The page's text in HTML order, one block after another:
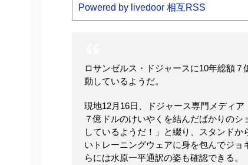
Powered by livedoor 相互RSS
ロサンゼルス・ドジャースに10年総額
動しているようだ。
現地12月16日、ドジャース専門メディ
７億ドルのけいやくを結んだばかりの
しているようだ！」と綴り、スタンド
いトレーニングウェアに身を包んでジ
らには水原一平通訳の姿も確認できる。